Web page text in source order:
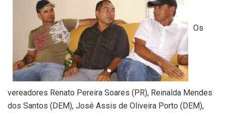
Os
vereadores Renato Pereira Soares (PR), Reinalda Mendes
dos Santos (DEM), José Assis de Oliveira Porto (DEM),